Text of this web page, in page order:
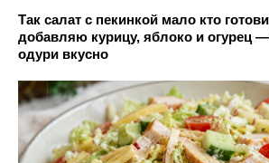
Так салат с пекинкой мало кто
добавляю курицу, яблоко и огурец
одури вкусно